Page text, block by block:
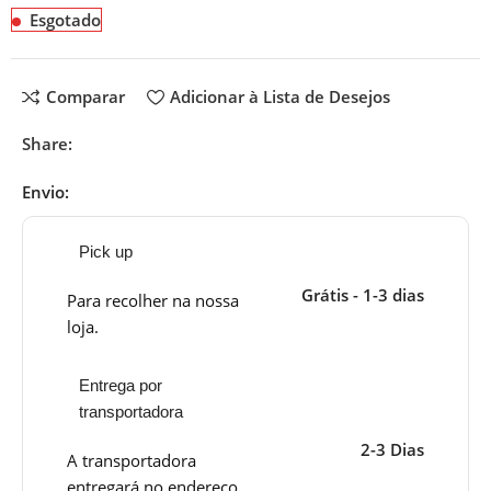
Esgotado
Comparar Adicionar à Lista de Desejos
Share:
Envio:
Pick up
Para recolher na nossa
loja.
Grátis - 1-3 dias
Entrega por
transportadora
A transportadora
entregará no endereço
2-3 Dias